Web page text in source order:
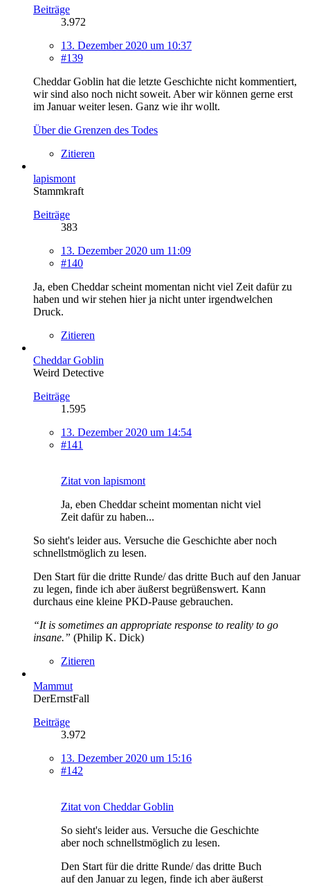
Beiträge
3.972
13. Dezember 2020 um 10:37
#139
Cheddar Goblin hat die letzte Geschichte nicht kommentiert,
wir sind also noch nicht soweit. Aber wir können gerne erst
im Januar weiter lesen. Ganz wie ihr wollt.
Über die Grenzen des Todes
Zitieren
lapismont
Stammkraft
Beiträge
383
13. Dezember 2020 um 11:09
#140
Ja, eben Cheddar scheint momentan nicht viel Zeit dafür zu
haben und wir stehen hier ja nicht unter irgendwelchen
Druck.
Zitieren
Cheddar Goblin
Weird Detective
Beiträge
1.595
13. Dezember 2020 um 14:54
#141
Zitat von lapismont
Ja, eben Cheddar scheint momentan nicht viel
Zeit dafür zu haben...
So sieht's leider aus. Versuche die Geschichte aber noch
schnellstmöglich zu lesen.
Den Start für die dritte Runde/ das dritte Buch auf den Januar
zu legen, finde ich aber äußerst begrüßenswert. Kann
durchaus eine kleine PKD-Pause gebrauchen.
“It is sometimes an appropriate response to reality to go
insane.” (Philip K. Dick)
Zitieren
Mammut
DerErnstFall
Beiträge
3.972
13. Dezember 2020 um 15:16
#142
Zitat von Cheddar Goblin
So sieht's leider aus. Versuche die Geschichte
aber noch schnellstmöglich zu lesen.
Den Start für die dritte Runde/ das dritte Buch
auf den Januar zu legen, finde ich aber äußerst